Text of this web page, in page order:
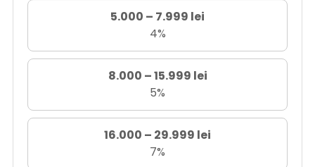
5.000 – 7.999 lei
4%
8.000 – 15.999 lei
5%
16.000 – 29.999 lei
7%